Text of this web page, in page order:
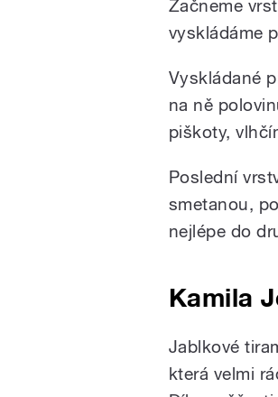
Začneme
vyskládáme
Vyskládané
na ně
piškoty,
Poslední
smetanou,
nejlépe do
Kamila
Jablkové
která velmi